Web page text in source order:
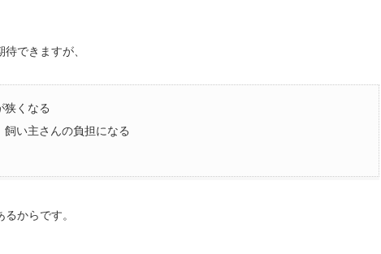
できますが、
狭くなる
飼い主さんの負担になる
からです。